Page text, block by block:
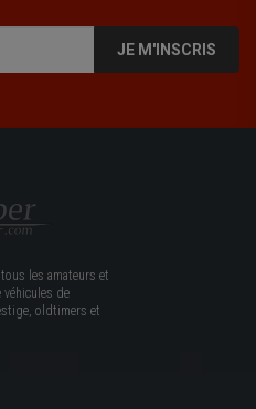
JE M'INSCRIS
les amateurs et
véhicules de
oldtimers et